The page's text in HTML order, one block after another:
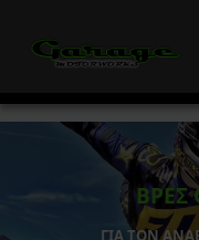
ΒΡΕΣ
ΓΙΑ ΤΟΝ